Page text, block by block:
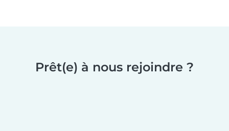
Prêt(e) à nous rejoindre ?